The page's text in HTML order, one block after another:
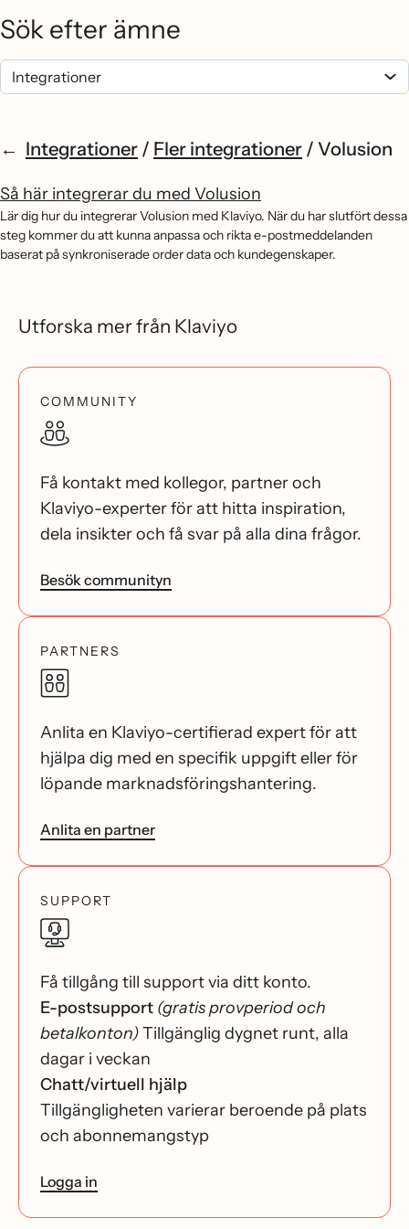
Sök efter ämne
Integrationer / Fler integrationer / Volusion
Så här integrerar du med Volusion
Lär dig hur du integrerar Volusion med Klaviyo. När du har slutfört dessa
steg kommer du att kunna anpassa och rikta e-postmeddelanden
baserat på synkroniserade order data och kundegenskaper.
Utforska mer från Klaviyo
COMMUNITY
Få kontakt med kollegor, partner och
Klaviyo-experter för att hitta inspiration,
dela insikter och få svar på alla dina frågor.
Besök communityn
PARTNERS
Anlita en Klaviyo-certifierad expert för att
hjälpa dig med en specifik uppgift eller för
löpande marknadsföringshantering.
Anlita en partner
SUPPORT
Få tillgång till support via ditt konto.
E-postsupport (gratis provperiod och
betalkonton)Tillgänglig dygnet runt, alla
dagar i veckan
Chatt/virtuell hjälp
Tillgängligheten varierar beroende på plats
och abonnemangstyp
Logga in